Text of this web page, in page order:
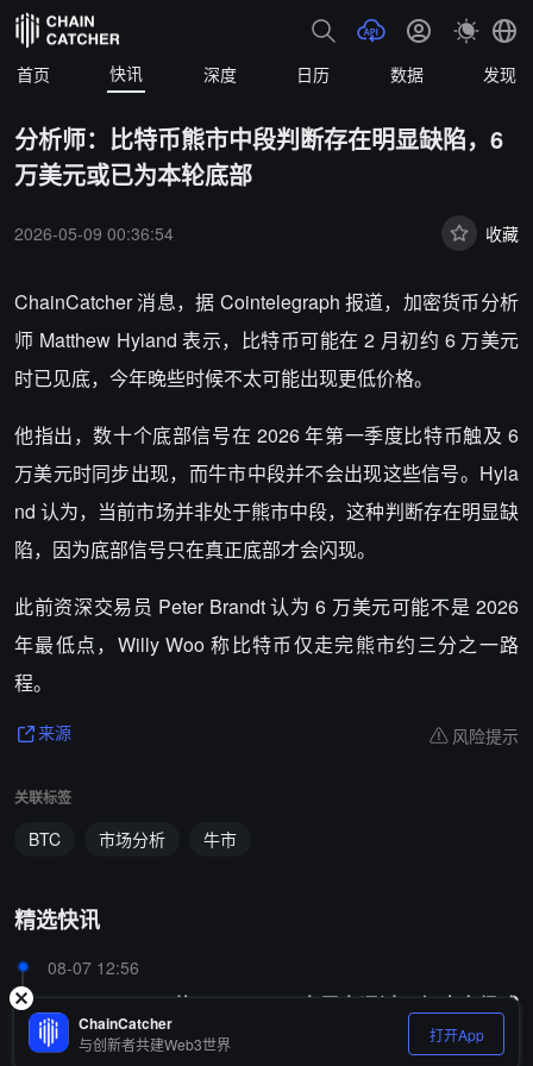
首页 快讯 深度 日历 数据 发现
分析师：比特币熊市中段判断存在明显缺陷，6
万美元或已为本轮底部
2026-05-09 00:36:54 收藏
ChainCatcher 消息，据 Cointelegraph 报道，加密货币分析
师 Matthew Hyland 表示，比特币可能在 2 月初约 6 万美元
时已见底，今年晚些时候不太可能出现更低价格。
他指出，数十个底部信号在 2026 年第一季度比特币触及 6
万美元时同步出现，而牛市中段并不会出现这些信号。Hyla
nd 认为，当前市场并非处于熊市中段，这种判断存在明显缺
陷，因为底部信号只在真正底部才会闪现。
此前资深交易员 Peter Brandt 认为 6 万美元可能不是 2026
年最低点，Willy Woo 称比特币仅走完熊市约三分之一路
程。
来源 风险提示
关联标签
BTC 市场分析 牛市
精选快讯
08-07 12:56
Bitwise CIO：若 Clarity Act 本周未通过，加密市场或
先抑后扬，秋季迎来反弹
ChainCatcher
与创新者共建Web3世界 打开App